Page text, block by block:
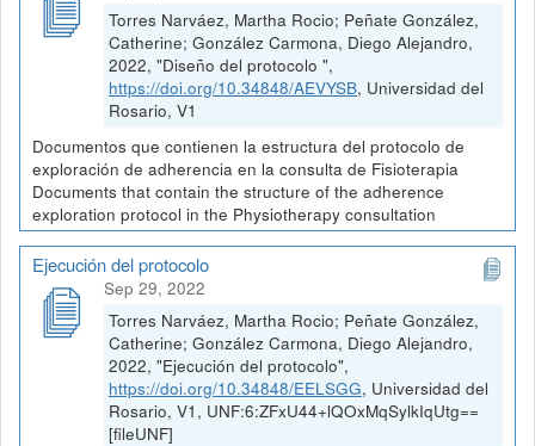
Torres Narváez, Martha Rocio; Peñate González,
Catherine; González Carmona, Diego Alejandro,
2022, "Diseño del protocolo ",
https://doi.org/10.34848/AEVYSB, Universidad del
Rosario, V1
Documentos que contienen la estructura del protocolo de
exploración de adherencia en la consulta de Fisioterapia
Documents that contain the structure of the adherence
exploration protocol in the Physiotherapy consultation
Ejecución del protocolo
Sep 29, 2022
Torres Narváez, Martha Rocio; Peñate González,
Catherine; González Carmona, Diego Alejandro,
2022, "Ejecución del protocolo",
https://doi.org/10.34848/EELSGG, Universidad del
Rosario, V1, UNF:6:ZFxU44+lQOxMqSylkIqUtg==
[fileUNF]